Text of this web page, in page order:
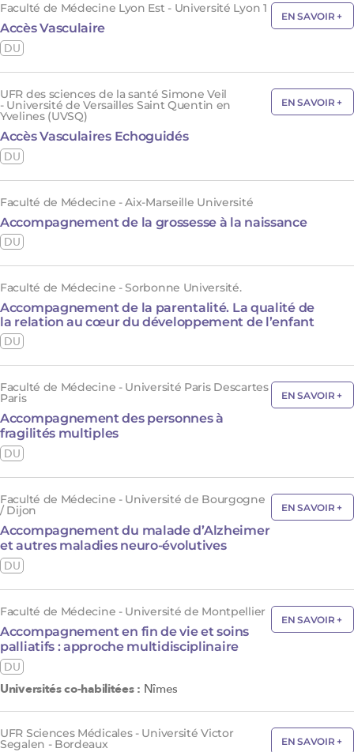
Faculté de Médecine Lyon Est - Université Lyon 1
Accès Vasculaire
DU
EN SAVOIR +
UFR des sciences de la santé Simone Veil
- Université de Versailles Saint Quentin en
Yvelines (UVSQ)
Accès Vasculaires Echoguidés
DU
EN SAVOIR +
Faculté de Médecine - Aix-Marseille Université
Accompagnement de la grossesse à la naissance
DU
Faculté de Médecine - Sorbonne Université.
Accompagnement de la parentalité. La qualité de
la relation au cœur du développement de l’enfant
DU
Faculté de Médecine - Université Paris Descartes
Paris
Accompagnement des personnes à
fragilités multiples
DU
EN SAVOIR +
Faculté de Médecine - Université de Bourgogne
/ Dijon
Accompagnement du malade d’Alzheimer
et autres maladies neuro-évolutives
DU
EN SAVOIR +
Faculté de Médecine - Université de Montpellier
Accompagnement en fin de vie et soins
palliatifs : approche multidisciplinaire
DU
Universités co-habilitées : Nîmes
EN SAVOIR +
UFR Sciences Médicales - Université Victor
Segalen - Bordeaux EN SAVOIR +